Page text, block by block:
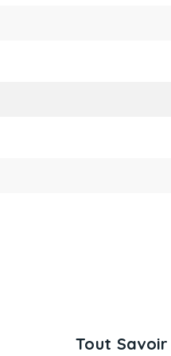
Tout Savoir